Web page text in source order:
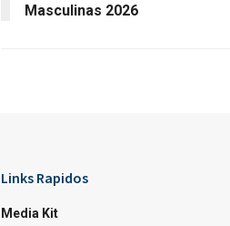
Masculinas 2026
Links Rapidos
Media Kit